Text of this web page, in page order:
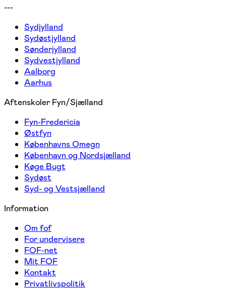
---
Sydjylland
Sydøstjylland
Sønderjylland
Sydvestjylland
Aalborg
Aarhus
Aftenskoler Fyn/Sjælland
Fyn-Fredericia
Østfyn
Københavns Omegn
København og Nordsjælland
Køge Bugt
Sydøst
Syd- og Vestsjælland
Information
Om fof
For undervisere
FOF-net
Mit FOF
Kontakt
Privatlivspolitik